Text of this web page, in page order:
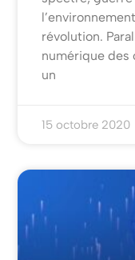
révolution.
numérique des
un
15 octobre 2020